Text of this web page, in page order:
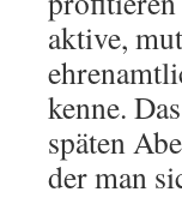
aktive,
kenne.
späten
der man